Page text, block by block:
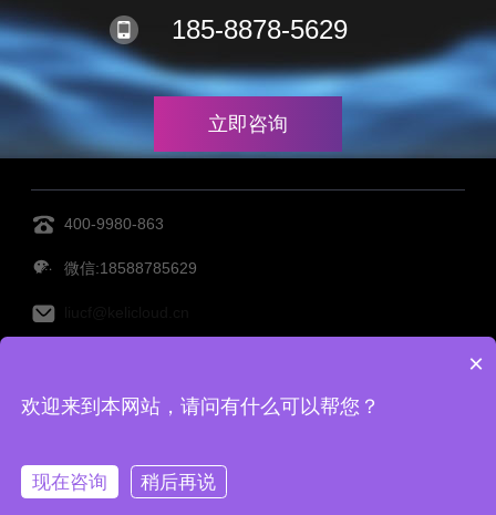
185-8878-5629
立即咨询
400-9980-863
微信:18588785629
MES管理系统 设备管理系统 透明工厂
2022001416号-2|网站地图
×
欢迎来到本网站，请问有什么可以帮您？
现在咨询 稍后再说